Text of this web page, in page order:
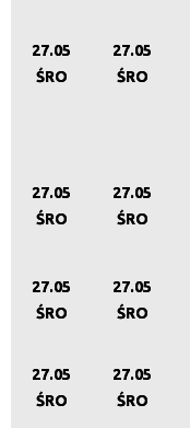
27.05
ŚRO
27.05
ŚRO
27.05
ŚRO
27.05
ŚRO
27.05
ŚRO
27.05
ŚRO
27.05
ŚRO
27.05
ŚRO